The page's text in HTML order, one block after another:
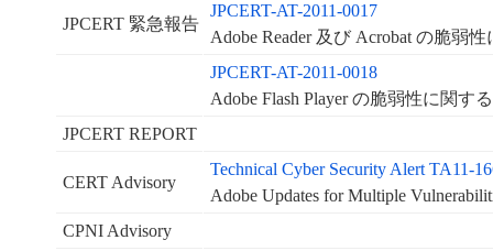
JPCERT 緊急報告
JPCERT-AT-2011-0017
Adobe Reader 及び Acrobat の脆弱
JPCERT-AT-2011-0018
Adobe Flash Player の脆弱性に関す
JPCERT REPORT
CERT Advisory
Technical Cyber Security Alert TA11-
Adobe Updates for Multiple
CPNI Advisory